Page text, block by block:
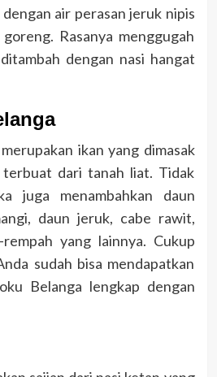
air perasan jeruk nipis
Rasanya menggugah
dengan nasi hangat
ikan yang dimasak
terbuat dari tanah liat. Tidak
juga menambahkan daun
daun jeruk, cabe rawit,
yang lainnya. Cukup
sudah bisa mendapatkan
Belanga lengkap dengan